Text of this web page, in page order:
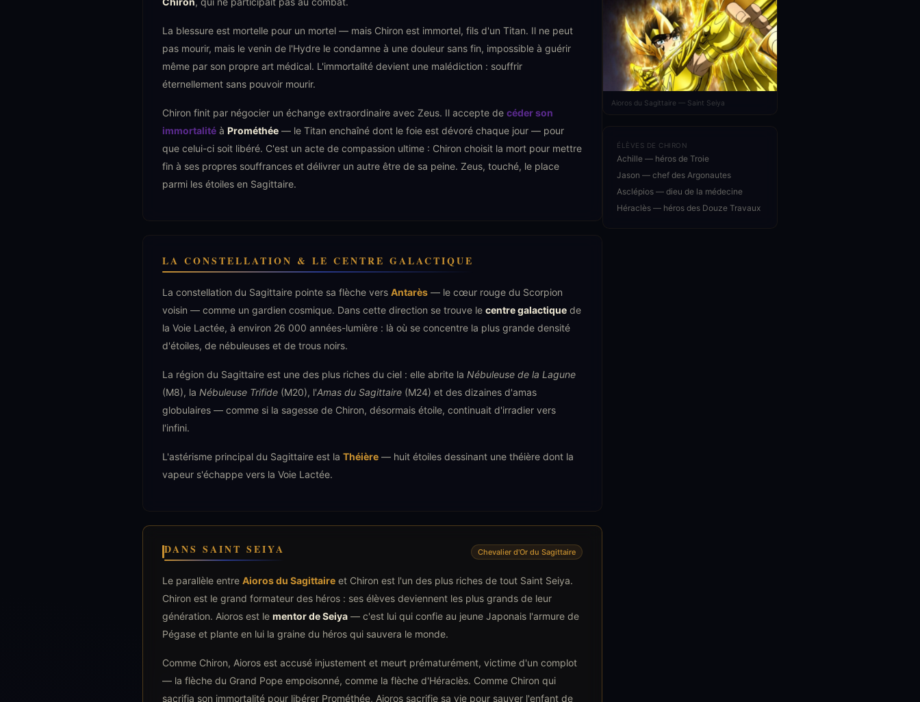
La blessure est mortelle pour un mortel — mais Chiron est immortel, fils d'un Titan. Il ne peut
pas mourir, mais le venin de l'Hydre le condamne à une douleur sans fin, impossible à guérir
même par son propre art médical. L'immortalité devient une malédiction : souffrir
éternellement sans pouvoir mourir.
Chiron finit par négocier un échange extraordinaire avec Zeus. Il accepte de céder son
immortalité à Prométhée — le Titan enchaîné dont le foie est dévoré chaque jour — pour
que celui-ci soit libéré. C'est un acte de compassion ultime : Chiron choisit la mort pour mettre
fin à ses propres souffrances et délivrer un autre être de sa peine. Zeus, touché, le place
parmi les étoiles en Sagittaire.
LA CONSTELLATION & LE CENTRE GALACTIQUE
La constellation du Sagittaire pointe sa flèche vers Antarès — le cœur rouge du Scorpion
voisin — comme un gardien cosmique. Dans cette direction se trouve le centre galactique de
la Voie Lactée, à environ 26 000 années-lumière : là où se concentre la plus grande densité
d'étoiles, de nébuleuses et de trous noirs.
La région du Sagittaire est une des plus riches du ciel : elle abrite la Nébuleuse de la Lagune
(M8), la Nébuleuse Trifide (M20), l'Amas du Sagittaire (M24) et des dizaines d'amas
globulaires — comme si la sagesse de Chiron, désormais étoile, continuait d'irradier vers
l'infini.
L'astérisme principal du Sagittaire est la Théière — huit étoiles dessinant une théière dont la
vapeur s'échappe vers la Voie Lactée.
DANS SAINT SEIYA Chevalier d'Or du Sagittaire
Le parallèle entre Aioros du Sagittaire et Chiron est l'un des plus riches de tout Saint Seiya.
Chiron est le grand formateur des héros : ses élèves deviennent les plus grands de leur
génération. Aioros est le mentor de Seiya — c'est lui qui confie au jeune Japonais l'armure de
Pégase et plante en lui la graine du héros qui sauvera le monde.
Comme Chiron, Aioros est accusé injustement et meurt prématurément, victime d'un complot
— la flèche du Grand Pope empoisonné, comme la flèche d'Héraclès. Comme Chiron qui
sacrifia son immortalité pour libérer Prométhée, Aioros sacrifie sa vie pour sauver l'enfant de
Aioros du Sagittaire — Saint Seiya
ÉLÈVES DE CHIRON
Achille — héros de Troie
Jason — chef des Argonautes
Asclépios — dieu de la médecine
Héraclès — héros des Douze Travaux